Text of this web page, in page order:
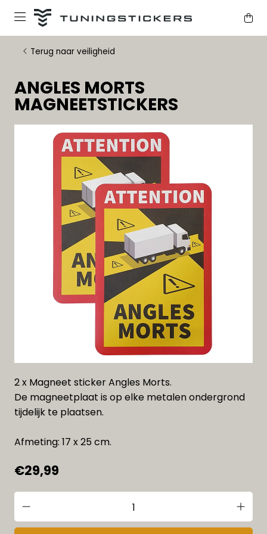
Terug naar veiligheid
ANGLES MORTS
MAGNEETSTICKERS
2 x Magneet sticker Angles Morts.
De magneetplaat is op elke metalen ondergrond
tijdelijk te plaatsen.
Afmeting: 17 x 25 cm.
€29,99